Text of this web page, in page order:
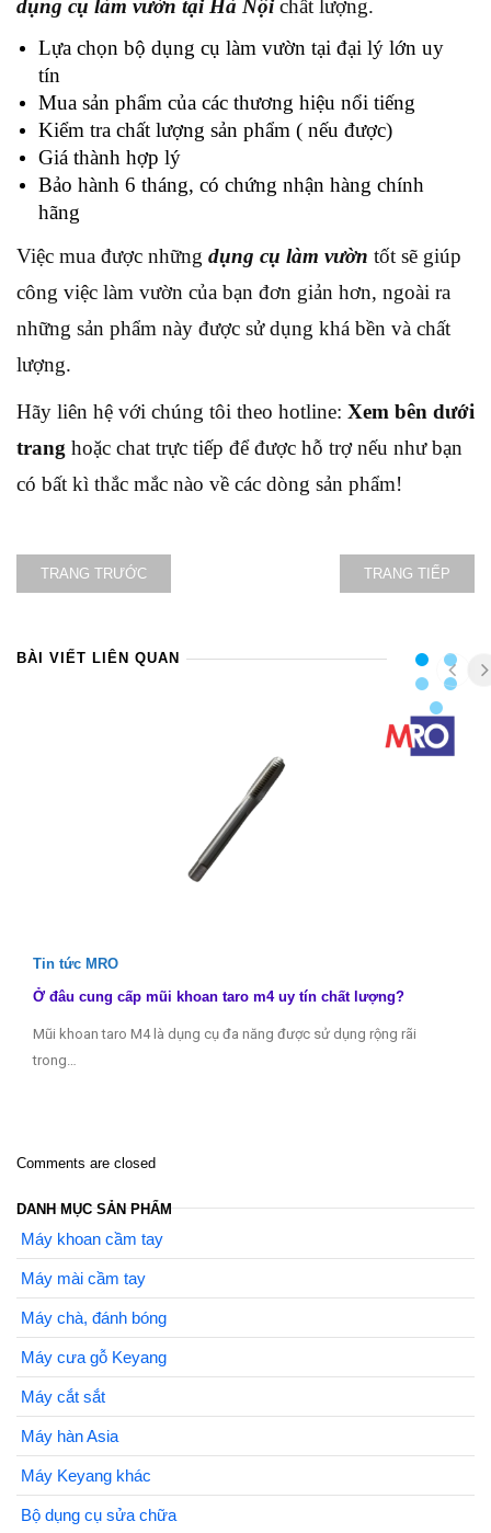
dụng cụ làm vườn tại Hà Nộichất lượng.
Lựa chọn bộ dụng cụ làm vườn tại đại lý lớn uy
tín
Mua sản phẩm của các thương hiệu nổi tiếng
Kiểm tra chất lượng sản phẩm ( nếu được)
Giá thành hợp lý
Bảo hành 6 tháng, có chứng nhận hàng chính
hãng
Việc mua được những dụng cụ làm vườn tốt sẽ giúp
công việc làm vườn của bạn đơn giản hơn, ngoài ra
những sản phẩm này được sử dụng khá bền và chất
lượng.
Hãy liên hệ với chúng tôi theo hotline: Xem bên dưới
trang hoặc chat trực tiếp để được hỗ trợ nếu như bạn
có bất kì thắc mắc nào về các dòng sản phẩm!
TRANG TRƯỚC TRANG TIẾP
BÀI VIẾT LIÊN QUAN
Tin tức MRO
Ở đâu cung cấp mũi khoan taro m4 uy tín chất lượng?
Mũi khoan taro M4 là dụng cụ đa năng được sử dụng rộng rãi
trong…
Comments are closed
DANH MỤC SẢN PHẨM
Máy khoan cầm tay
Máy mài cầm tay
Máy chà, đánh bóng
Máy cưa gỗ Keyang
Máy cắt sắt
Máy hàn Asia
Máy Keyang khác
Bộ dụng cụ sửa chữa